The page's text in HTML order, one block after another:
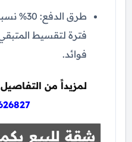
طرق
فوائد.
لمزيداً من
شقة للبيع